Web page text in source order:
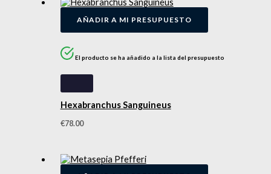
AÑADIR A MI PRESUPUESTO
El producto se ha añadido a la lista del presupuesto
Hexabranchus Sanguineus
€78.00